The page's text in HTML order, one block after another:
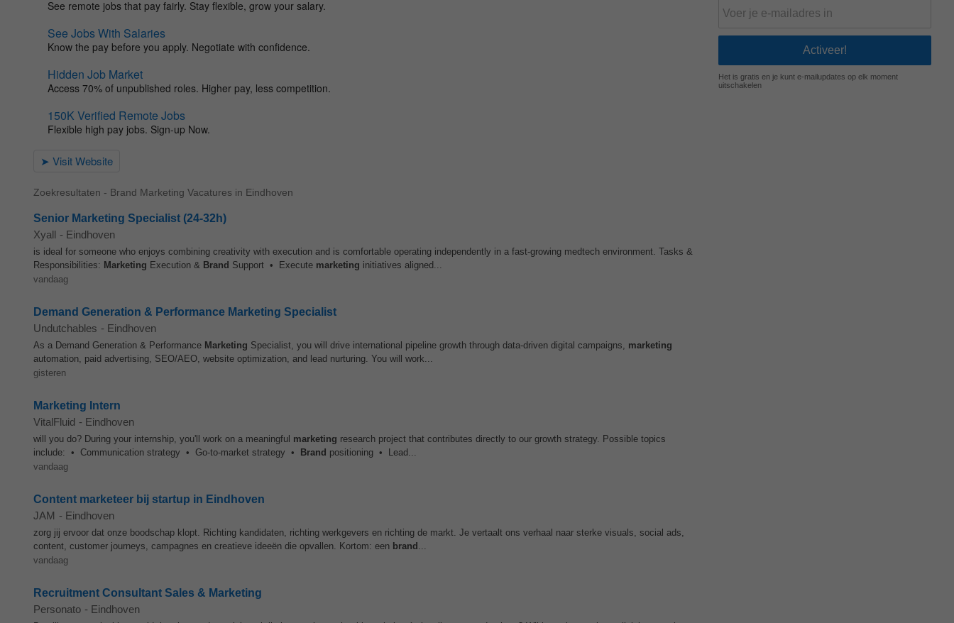
Zoekresultaten - Brand Marketing Vacatures in Eindhoven
Senior Marketing Specialist (24-32h)
Xyall - Eindhoven
is ideal for someone who enjoys combining creativity with execution and is comfortable operating independently in a fast-growing medtech environment. Tasks &
Responsibilities: Marketing Execution & Brand Support • Execute marketing initiatives aligned...
vandaag
Demand Generation & Performance Marketing Specialist
Undutchables - Eindhoven
As a Demand Generation & Performance Marketing Specialist, you will drive international pipeline growth through data-driven digital campaigns, marketing
automation, paid advertising, SEO/AEO, website optimization, and lead nurturing. You will work...
gisteren
Marketing Intern
VitalFluid - Eindhoven
will you do? During your internship, you'll work on a meaningful marketing research project that contributes directly to our growth strategy. Possible topics
include: • Communication strategy • Go-to-market strategy •
Brand positioning • Lead...
vandaag
Content marketeer bij startup in Eindhoven
JAM - Eindhoven
zorg jij ervoor dat onze boodschap klopt. Richting kandidaten, richting werkgevers en richting de markt. Je vertaalt ons verhaal naar sterke visuals, social ads,
content, customer journeys, campagnes en creatieve ideeën die opvallen. Kortom: een brand ...
vandaag
Recruitment Consultant Sales & Marketing
Personato - Eindhoven
Het is gratis en je kunt e-mailupdates op elk moment
uitschakelen